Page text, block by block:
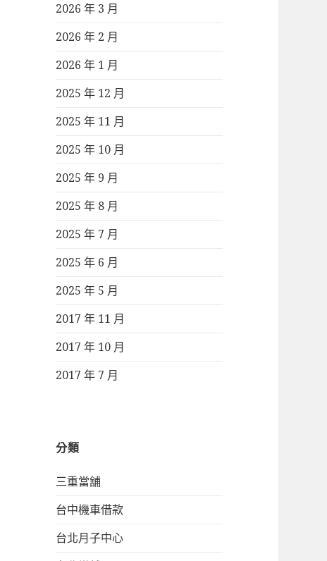
2026 年 3 月
2026 年 2 月
2026 年 1 月
2025 年 12 月
2025 年 11 月
2025 年 10 月
2025 年 9 月
2025 年 8 月
2025 年 7 月
2025 年 6 月
2025 年 5 月
2017 年 11 月
2017 年 10 月
2017 年 7 月
分類
三重當舖
台中機車借款
台北月子中心